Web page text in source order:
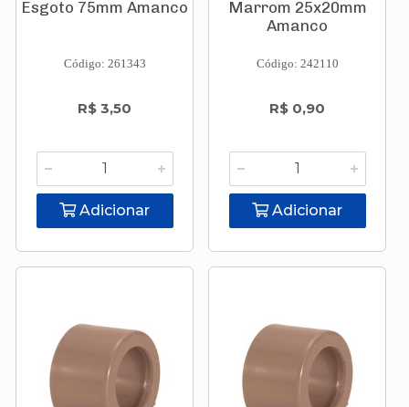
Esgoto 75mm Amanco
Código: 261343
R$ 3,50
Adicionar
Marrom 25x20mm
Amanco
Código: 242110
R$ 0,90
Adicionar